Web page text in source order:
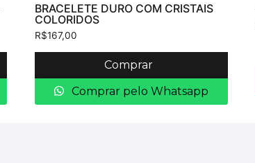
BRACELETE DURO COM CRISTAIS
COLORIDOS
R$167,00
Comprar
Comprar pelo Whatsapp